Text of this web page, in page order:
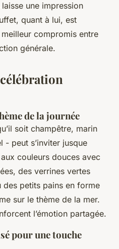
une impression
quant à lui, est
compromis entre
générale.
de la journée
soit champêtre, marin
- peut s’inviter jusque
couleurs douces avec
des verrines vertes
des petits pains en forme
sur le thème de la mer.
l’émotion partagée.
pour une touche